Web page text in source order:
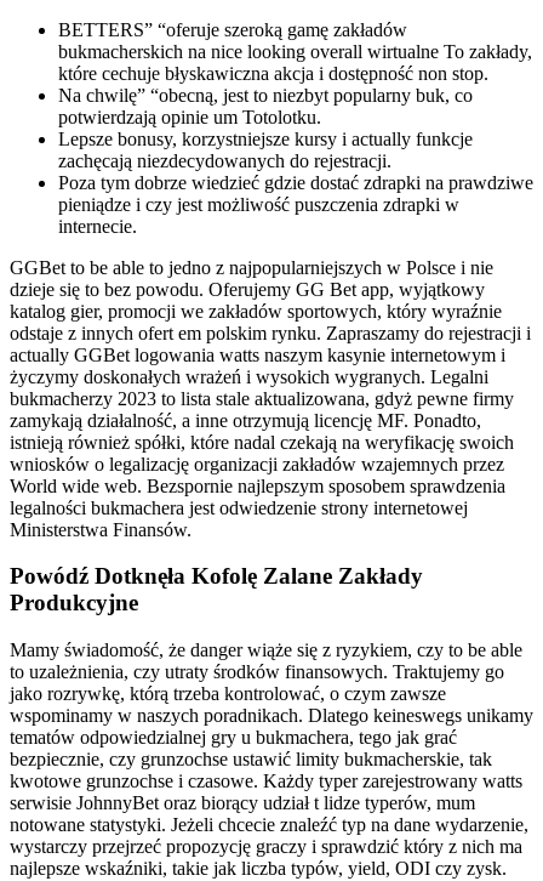
BETTERS” “oferuje szeroką gamę zakładów
bukmacherskich na nice looking overall wirtualne To zakłady,
które cechuje błyskawiczna akcja i dostępność non stop.
Na chwilę” “obecną, jest to niezbyt popularny buk, co
potwierdzają opinie um Totolotku.
Lepsze bonusy, korzystniejsze kursy i actually funkcje
zachęcają niezdecydowanych do rejestracji.
Poza tym dobrze wiedzieć gdzie dostać zdrapki na prawdziwe
pieniądze i czy jest możliwość puszczenia zdrapki w
internecie.
GGBet to be able to jedno z najpopularniejszych w Polsce i nie
dzieje się to bez powodu. Oferujemy GG Bet app, wyjątkowy
katalog gier, promocji we zakładów sportowych, który wyraźnie
odstaje z innych ofert em polskim rynku. Zapraszamy do rejestracji i
actually GGBet logowania watts naszym kasynie internetowym i
życzymy doskonałych wrażeń i wysokich wygranych. Legalni
bukmacherzy 2023 to lista stale aktualizowana, gdyż pewne firmy
zamykają działalność, a inne otrzymują licencję MF. Ponadto,
istnieją również spółki, które nadal czekają na weryfikację swoich
wniosków o legalizację organizacji zakładów wzajemnych przez
World wide web. Bezspornie najlepszym sposobem sprawdzenia
legalności bukmachera jest odwiedzenie strony internetowej
Ministerstwa Finansów.
Powódź Dotknęła Kofolę Zalane Zakłady
Produkcyjne
Mamy świadomość, że danger wiąże się z ryzykiem, czy to be able
to uzależnienia, czy utraty środków finansowych. Traktujemy go
jako rozrywkę, którą trzeba kontrolować, o czym zawsze
wspominamy w naszych poradnikach. Dlatego keineswegs unikamy
tematów odpowiedzialnej gry u bukmachera, tego jak grać
bezpiecznie, czy grunzochse ustawić limity bukmacherskie, tak
kwotowe grunzochse i czasowe. Każdy typer zarejestrowany watts
serwisie JohnnyBet oraz biorący udział t lidze typerów, mum
notowane statystyki. Jeżeli chcecie znaleźć typ na dane wydarzenie,
wystarczy przejrzeć propozycję graczy i sprawdzić który z nich ma
najlepsze wskaźniki, takie jak liczba typów, yield, ODI czy zysk.